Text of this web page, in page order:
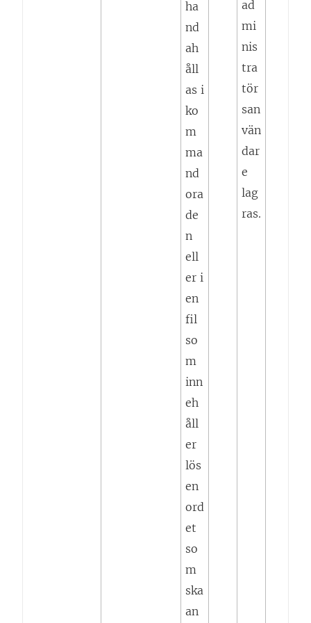
ha
nd
ah
åll
as i
ko
m
ma
nd
ora
de
n
ell
er i
en
fil
so
m
inn
eh
åll
er
lös
en
ord
et
so
m
ska
an
ad
mi
nis
tra
tör
san
vän
dar
e
lag
ras.